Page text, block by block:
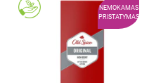
NEMOKAMAS
PRISTATYMAS